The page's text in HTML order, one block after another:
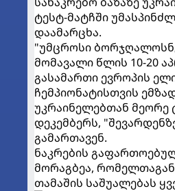
ტესტ-მატჩში
დაამარცხა.
"უმცროსი
მომავალი წლის 10-20
გასამართი ევროპის
ჩემპიონატისთვის
უკრაინელებთან მეორე
დეკემბერს,
გამართავენ.
ნაკრების
მორაგბეა,
თამაშის საშუალებას